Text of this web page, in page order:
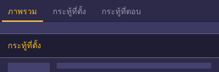
ภาพรวม กระทู้ที่ตั้ง กระทู้ที่ตอบ
กระทู้ที่ตั้ง